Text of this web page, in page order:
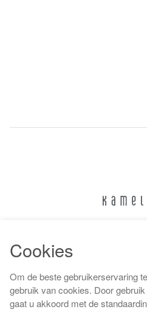
Algemene
Cookies
Om de beste gebruikerservaring
gebruik van cookies. Door
gaat u akkoord met de